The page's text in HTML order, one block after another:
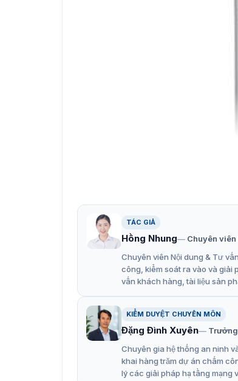
TÁC GIẢ
Hồng Nhung
Chuyên
Chuyên viên Nội dung & Tư
công, kiểm soát ra vào và giải
vấn khách hàng, tài liệu sản
KIỂM DUYỆT CHUYÊN MÔN
Đặng Đình Xuyên
Chuyên gia hệ thống an ninh
khai hàng trăm dự án chấm
lý các giải pháp hạ tầng mạng